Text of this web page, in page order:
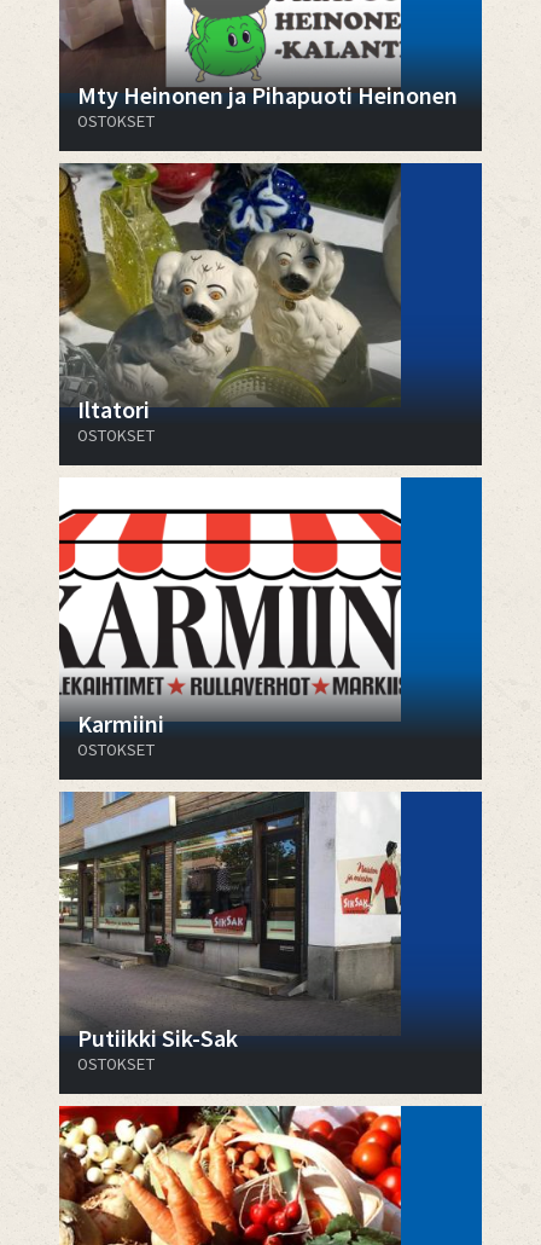
Mty Heinonen ja Pihapuoti Heinonen
OSTOKSET
Iltatori
OSTOKSET
Karmiini
OSTOKSET
Putiikki Sik-Sak
OSTOKSET